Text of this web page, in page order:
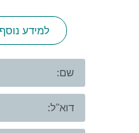
למידע נוסף, אנא צרו איתי קשר